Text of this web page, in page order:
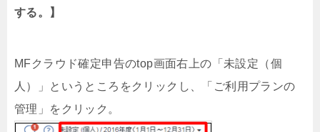
する。】
MFクラウド確定申告のtop画面右上の「未設定（個
人）」というところをクリックし、「ご利用プランの
管理」をクリック。